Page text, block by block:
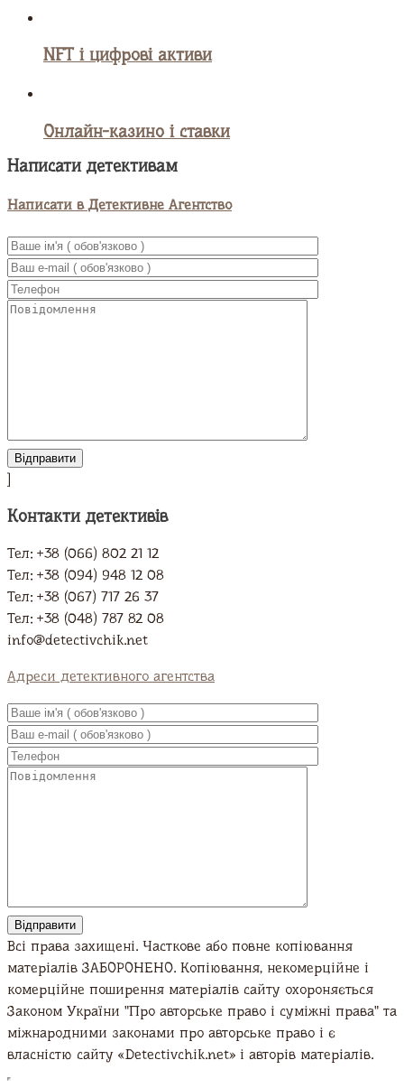
NFT і цифрові активи
Онлайн-казино і ставки
Написати детективам
Написати в Детективне Агентство
]
Контакти детективів
Тел: +38 (066) 802 21 12
Тел: +38 (094) 948 12 08
Тел: +38 (067) 717 26 37
Тел: +38 (048) 787 82 08
info@detectivchik.net
Адреси детективного агентства
Всі права захищені. Часткове або повне копіювання
матеріалів ЗАБОРОНЕНО. Копіювання, некомерційне і
комерційне поширення матеріалів сайту охороняється
Законом України "Про авторське право і суміжні права" та
міжнародними законами про авторське право і є
власністю сайту «Detectivchik.net» і авторів матеріалів.